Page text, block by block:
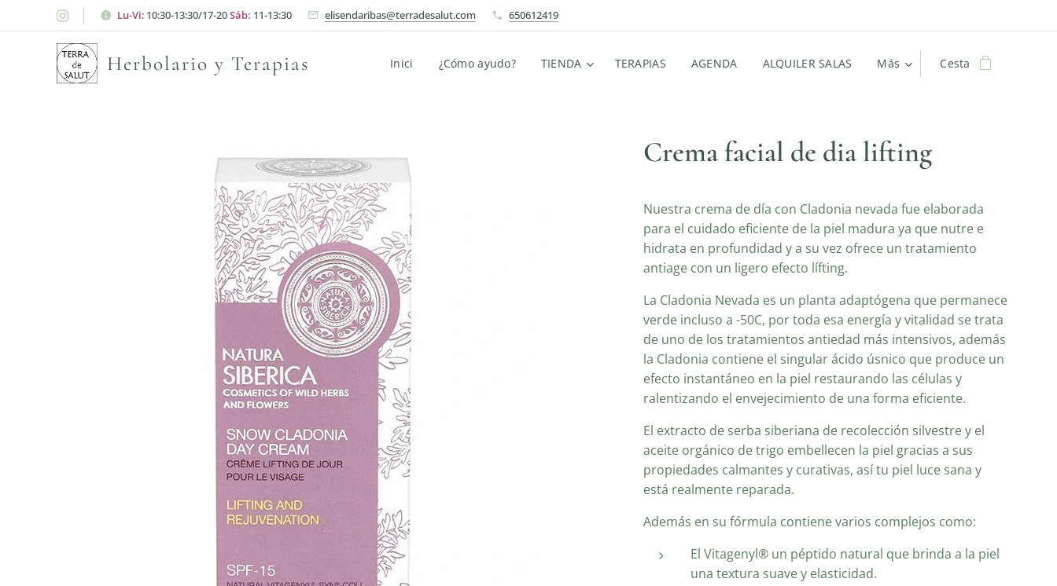
Lu-Vi: 10:30-13:30/17-20Sáb: 11-13:30 elisendaribas@terradesalut.com 650612419
Herbolario y Terapias Inici ¿Cómo ayudo? TIENDA TERAPIAS AGENDA ALQUILER SALAS Más Cesta
Crema facial de dia lifting
Nuestra crema de día con Cladonia nevada fue elaborada
para el cuidado eficiente de la piel madura ya que nutre e
hidrata en profundidad y a su vez ofrece un tratamiento
antiage con un ligero efecto lífting.
La Cladonia Nevada es un planta adaptógena que permanece
verde incluso a -50C, por toda esa energía y vitalidad se trata
de uno de los tratamientos antiedad más intensivos, además
la Cladonia contiene el singular ácido úsnico que produce un
efecto instantáneo en la piel restaurando las células y
ralentizando el envejecimiento de una forma eficiente.
El extracto de serba siberiana de recolección silvestre y el
aceite orgánico de trigo embellecen la piel gracias a sus
propiedades calmantes y curativas, así tu piel luce sana y
está realmente reparada.
Además en su fórmula contiene varios complejos como:
El Vitagenyl® un péptido natural que brinda a la piel
una textura suave y elasticidad.